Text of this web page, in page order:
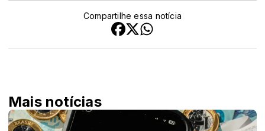
Compartilhe essa notícia
Mais notícias